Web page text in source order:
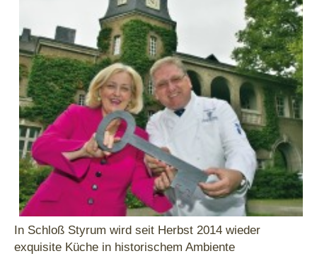
In Schloß Styrum wird seit Herbst 2014 wieder
exquisite Küche in historischem Ambiente